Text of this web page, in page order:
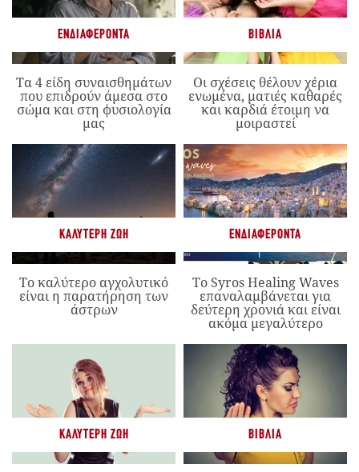
ΕΝΔΙΑΦΈΡΟΝΤΑ
Τα 4 είδη συναισθημάτων
που επιδρούν άμεσα στο
σώμα και στη φυσιολογία
μας
ΒΙΒΛΊΑ
Οι σχέσεις θέλουν χέρια
ενωμένα, ματιές καθαρές
και καρδιά έτοιμη να
μοιραστεί
ΚΑΛΎΤΕΡΗ ΖΩΉ
Το καλύτερο αγχολυτικό
είναι η παρατήρηση των
άστρων
ΕΝΔΙΑΦΈΡΟΝΤΑ
Το Syros Healing Waves
επαναλαμβάνεται για
δεύτερη χρονιά και είναι
ακόμα μεγαλύτερο
ΚΑΛΎΤΕΡΗ ΖΩΉ ΒΙΒΛΊΑ